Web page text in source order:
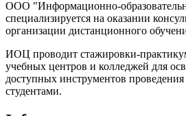
ООО "Информационно-
специализируется на оказании
организации дистанционного
ИОЦ проводит стажировки-
учебных центров и колледжей для
доступных инструментов
студентами.